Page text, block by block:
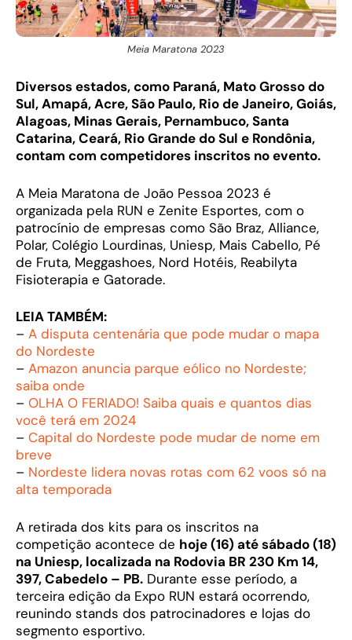
Meia Maratona 2023
Diversos estados, como Paraná, Mato Grosso do
Sul, Amapá, Acre, São Paulo, Rio de Janeiro, Goiás,
Alagoas, Minas Gerais, Pernambuco, Santa
Catarina, Ceará, Rio Grande do Sul e Rondônia,
contam com competidores inscritos no evento.
A Meia Maratona de João Pessoa 2023 é
organizada pela RUN e Zenite Esportes, com o
patrocínio de empresas como São Braz, Alliance,
Polar, Colégio Lourdinas, Uniesp, Mais Cabello, Pé
de Fruta, Meggashoes, Nord Hotéis, Reabilyta
Fisioterapia e Gatorade.
LEIA TAMBÉM:
– A disputa centenária que pode mudar o mapa
do Nordeste
– Amazon anuncia parque eólico no Nordeste;
saiba onde
– OLHA O FERIADO! Saiba quais e quantos dias
você terá em 2024
– Capital do Nordeste pode mudar de nome em
breve
– Nordeste lidera novas rotas com 62 voos só na
alta temporada
A retirada dos kits para os inscritos na
competição acontece de hoje (16) até sábado (18)
na Uniesp, localizada na Rodovia BR 230 Km 14,
397, Cabedelo – PB. Durante esse período, a
terceira edição da Expo RUN estará ocorrendo,
reunindo stands dos patrocinadores e lojas do
segmento esportivo.